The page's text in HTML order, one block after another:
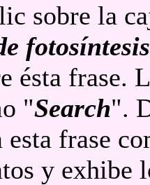
sobre la
ésta frase.
"Search".
frase
y